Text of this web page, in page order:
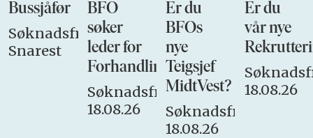
Bussjåfør
Søknadsfrist:
Snarest
BFO
søker
leder for
Forhandlingsutvalget
Søknadsfrist:
18.08.26
Er du
BFOs
nye
Teigsjef
MidtVest?
Søknadsfrist:
18.08.26
Er du
vår nye
18.08.26